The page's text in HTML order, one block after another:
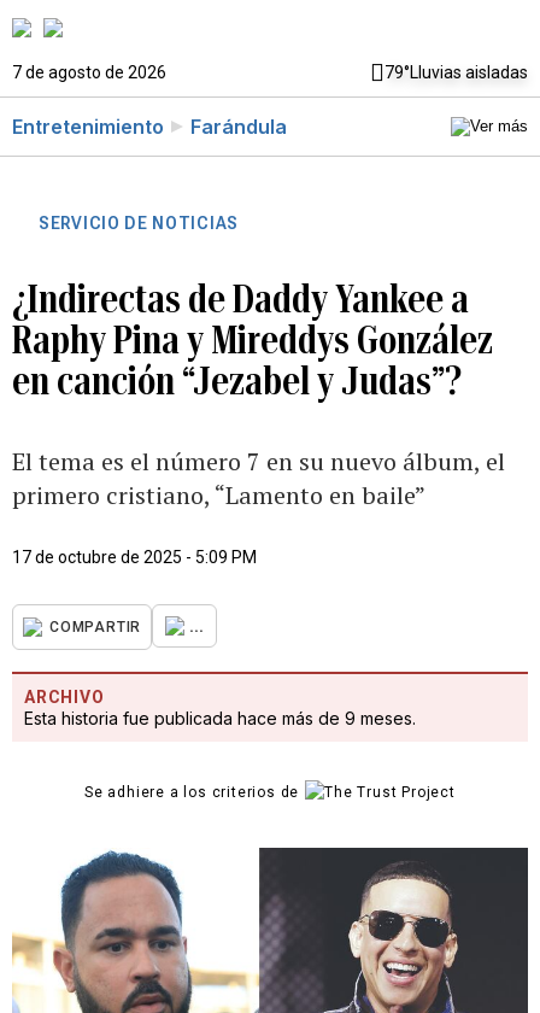
7 de agosto de 2026 79°Lluvias aisladas
Entretenimiento Farándula
SERVICIO DE NOTICIAS
¿Indirectas de Daddy Yankee a
Raphy Pina y Mireddys González
en canción “Jezabel y Judas”?
El tema es el número 7 en su nuevo álbum, el
primero cristiano, “Lamento en baile”
17 de octubre de 2025 - 5:09 PM
COMPARTIR ...
ARCHIVO
Esta historia fue publicada hace más de 9 meses.
Se adhiere a los criterios de